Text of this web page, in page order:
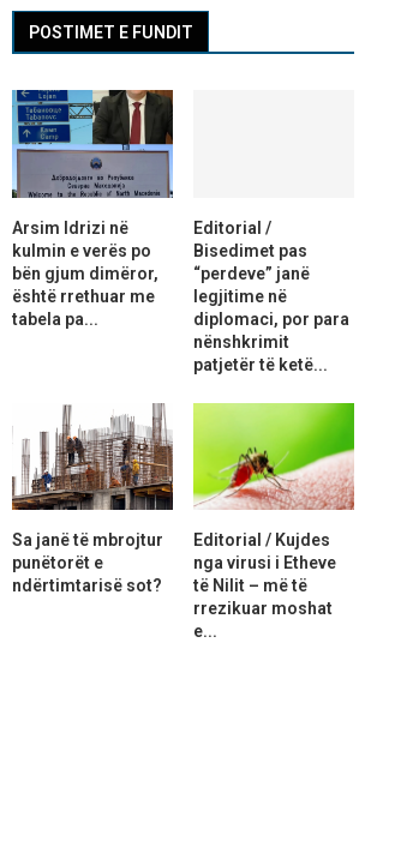
POSTIMET E FUNDIT
Arsim Idrizi në
kulmin e verës po
bën gjum dimëror,
është rrethuar me
tabela pa...
Editorial /
Bisedimet pas
“perdeve” janë
legjitime në
diplomaci, por para
nënshkrimit
patjetër të ketë...
Sa janë të mbrojtur
punëtorët e
ndërtimtarisë sot?
Editorial / Kujdes
nga virusi i Etheve
të Nilit – më të
rrezikuar moshat
e...